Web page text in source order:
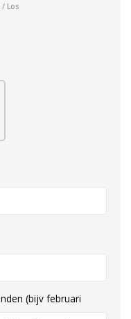
Los
(bijv februari